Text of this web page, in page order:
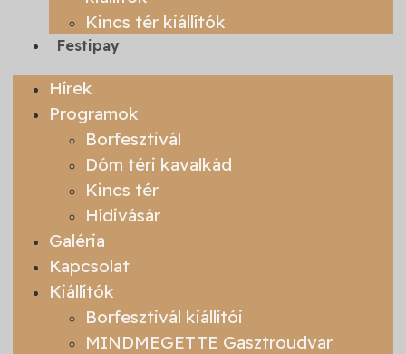
Kincs tér kiállítók
Festipay
Hírek
Programok
Borfesztivál
Dóm téri kavalkád
Kincs tér
Hídivásár
Galéria
Kapcsolat
Kiállítók
Borfesztivál kiállítói
MINDMEGETTE Gasztroudvar